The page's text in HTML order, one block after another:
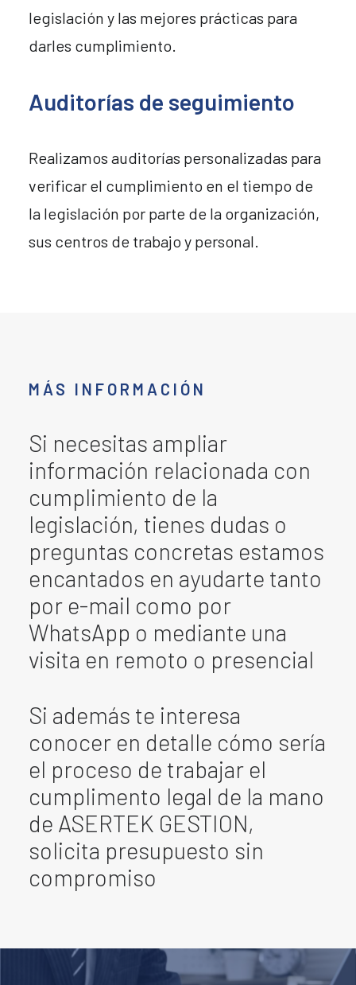
legislación y las mejores prácticas para
darles cumplimiento.
Auditorías de seguimiento
Realizamos auditorías personalizadas para
verificar el cumplimiento en el tiempo de
la legislación por parte de la organización,
sus centros de trabajo y personal.
MÁS INFORMACIÓN
Si necesitas ampliar
información relacionada con
cumplimiento de la
legislación, tienes dudas o
preguntas concretas estamos
encantados en ayudarte tanto
por e-mail como por
WhatsApp o mediante una
visita en remoto o presencial
Si además te interesa
conocer en detalle cómo sería
el proceso de trabajar el
cumplimento legal de la mano
de ASERTEK GESTION,
solicita presupuesto sin
compromiso